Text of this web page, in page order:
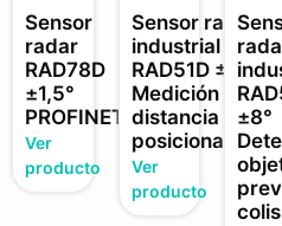
Sensor
radar
RAD78D
±1,5°
PROFINET
Ver
producto
Sensor radar
industrial
RAD51D ±3°
Medición
distancia y
Ver
producto
±8°